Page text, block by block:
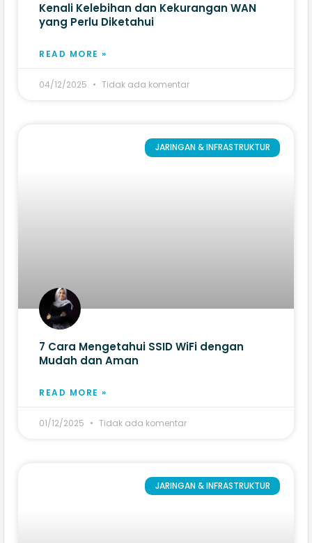
Kenali Kelebihan dan Kekurangan WAN
yang Perlu Diketahui
READ MORE »
04/12/2025 Tidak ada komentar
JARINGAN & INFRASTRUKTUR
7 Cara Mengetahui SSID WiFi dengan
Mudah dan Aman
READ MORE »
01/12/2025 Tidak ada komentar
JARINGAN & INFRASTRUKTUR